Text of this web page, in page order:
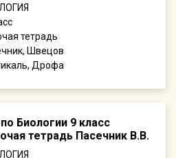
тетрадь
Швецов
Дрофа
Биологии 9 класс
тетрадь Пасечник В.В.